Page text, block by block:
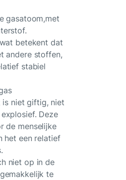
gasatoom,met
betekent dat
andere stoffen,
stabiel
is niet giftig, niet
Deze
de menselijke
het een relatief
niet op in de
te